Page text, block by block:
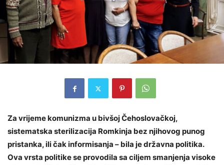
Za vrijeme komunizma u bivšoj Čehoslovačkoj,
sistematska sterilizacija Romkinja bez njihovog punog
pristanka, ili čak informisanja – bila je državna politika.
Ova vrsta politike se provodila sa ciljem smanjenja visoke